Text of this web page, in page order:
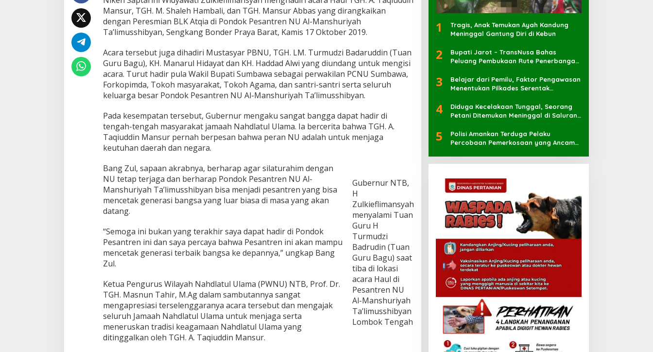
H
a
d
i
H
a
u
l
T
i
a
U
a
m
N
U
Mansur, TGH. M. Shaleh Hambali, dan TGH. Mansur Abbas yang dirangkaikan
dengan Peresmian BLK Atqia di Pondok Pesantren NU Al-Manshuriyah
Ta’limusshibyan, Sengkang Bonder Praya Barat, Kamis 17 Oktober 2019.
Acara tersebut juga dihadiri Mustasyar PBNU, TGH. LM. Turmudzi Badaruddin (Tuan
Guru Bagu), KH. Manarul Hidayat dan KH. Haddad Alwi yang diundang untuk mengisi
acara. Turut hadir pula Wakil Bupati Sumbawa sebagai perwakilan PCNU Sumbawa,
Forkopimda, Tokoh masyarakat, Tokoh Agama, dan santri-santri serta seluruh
keluarga besar Pondok Pesantren NU Al-Manshuriyah Ta’limusshibyan.
Pada kesempatan tersebut, Gubernur mengaku sangat bangga dapat hadir di
tengah-tengah masyarakat jamaah Nahdlatul Ulama. Ia bercerita bahwa TGH. A.
Taqiuddin Mansur pernah berpesan bahwa peran NU adalah untuk menjaga
keutuhan daerah dan negara.
Gubernur NTB,
H
Zulkieflimansyah
menyalami Tuan
Guru H
Turmudzi
Badrudin (Tuan
Guru Bagu) saat
tiba di lokasi
acara Haul di
Pesantren NU
Al-Manshuriyah
Ta’limusshibyan
Lombok Tengah
Bang Zul, sapaan akrabnya, berharap agar silaturahim dengan
NU tetap terjaga dan berharap Pondok Pesantren NU Al-
Manshuriyah Ta’limusshibyan bisa menjadi pesantren yang bisa
mencetak generasi bangsa yang luar biasa di masa yang akan
datang.
“Semoga ini bukan yang terakhir saya dapat hadir di Pondok
Pesantren ini dan saya percaya bahwa Pesantren ini akan mampu
mencetak generasi terbaik bangsa ke depannya,” ungkap Bang
Zul.
Ketua Pengurus Wilayah Nahdlatul Ulama (PWNU) NTB, Prof. Dr.
TGH. Masnun Tahir, M.Ag dalam sambutannya sangat
mengapresiasi terselenggaranya acara tersebut dan mengajak
seluruh Jamaah Nahdlatul Ulama untuk menjaga serta
meneruskan tradisi keagamaan Nahdlatul Ulama yang
ditinggalkan oleh TGH. A. Taqiuddin Mansur.
1
Tragis, Anak Temukan Ayah Kandung
Meninggal Gantung Diri di Kebun
2
Bupati Jarot – TransNusa Bahas
Peluang Pembukaan Rute Penerbangan
Kaharuddin
3
Belajar dari Pemilu, Faktor Pengawasan
Menentukan Pilkades Serentak
4
Diduga Kecelakaan Tunggal, Seorang
Petani Ditemukan Meninggal di Saluran
5
Polisi Amankan Terduga Pelaku
Percobaan Pemerkosaan yang Ancam